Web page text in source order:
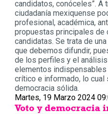
candidatos, conóceles”. A
ciudadanía mexiquense
profesional, académica,
propuestas principales de
candidatas. Se trata de
que debemos difundir,
de los perfiles y el
elementos
crítico e informado, lo cual
democracia sólida.
Martes, 19 Marzo 2024
Voto y democracia